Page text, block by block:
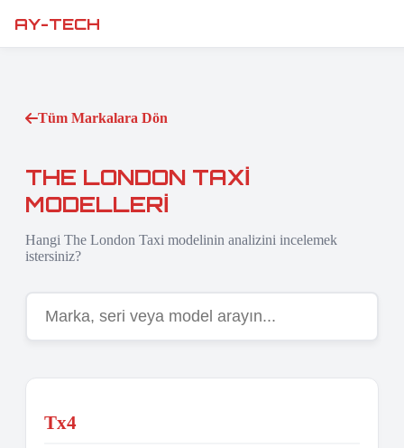
AY-TECH
Tüm Markalara Dön
THE LONDON TAXI
MODELLERI
Hangi The London Taxi modelinin analizini incelemek
istersiniz?
Tx4